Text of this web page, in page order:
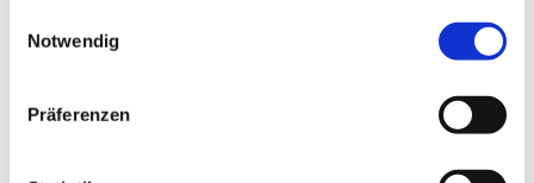
Notwendig
Präferenzen
E-Mail:info@pflegedienst-windhagen.de
Rechtsform: Gesellschaft des bürgerlichen Rechts